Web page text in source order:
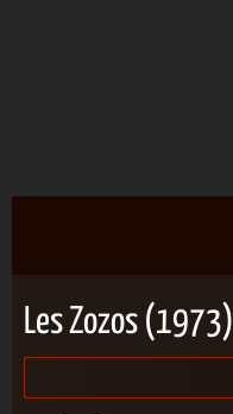
Les Zozos (1973)